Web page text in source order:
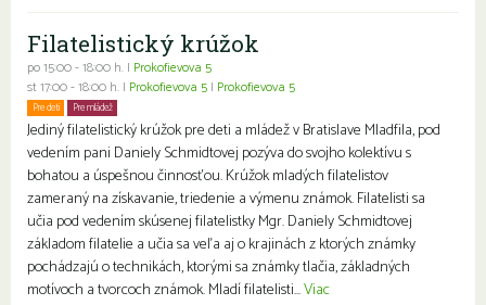
Filatelistický krúžok
po 15:00 - 18:00 h. | Prokofievova 5
st 17:00 - 18:00 h. | Prokofievova 5 | Prokofievova 5
Pre deti Pre mládež
Jediný filatelistický krúžok pre deti a mládež v Bratislave Mladfila, pod
vedením pani Daniely Schmidtovej pozýva do svojho kolektívu s
bohatou a úspešnou činnosťou. Krúžok mladých filatelistov
zameraný na získavanie, triedenie a výmenu známok. Filatelisti sa
učia pod vedením skúsenej filatelistky Mgr. Daniely Schmidtovej
základom filatelie a učia sa veľa aj o krajinách z ktorých známky
pochádzajú o technikách, ktorými sa známky tlačia, základných
motívoch a tvorcoch známok. Mladí filatelisti...Viac